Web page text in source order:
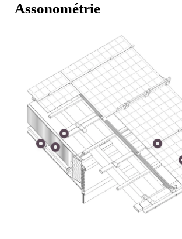
Assonométrie